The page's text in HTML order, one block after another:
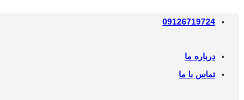
09126719724
درباره ما
تماس با ما